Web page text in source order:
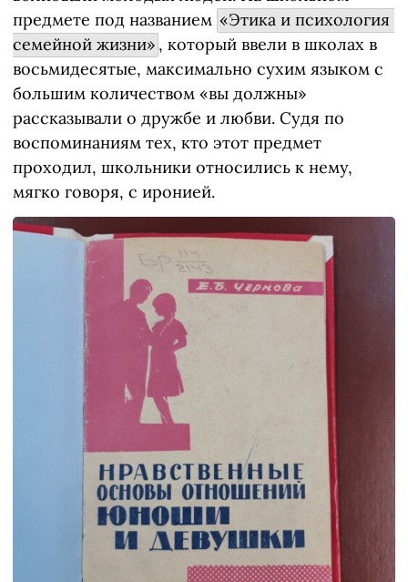
предмете под названием «Этика и психология
семейной жизни» , который ввели в школах в
восьмидесятые, максимально сухим языком с
большим количеством «вы должны»
рассказывали о дружбе и любви. Судя по
воспоминаниям тех, кто этот предмет
проходил, школьники относились к нему,
мягко говоря, с иронией.